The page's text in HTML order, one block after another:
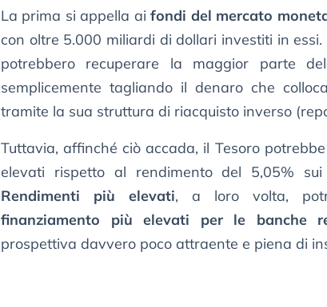
La prima si appella aifondi del mercato
con oltre 5.000 miliardi di dollari investiti in
potrebbero recuperare la maggior parte
semplicemente tagliando il denaro che
tramite la sua struttura di riacquisto inverso
Tuttavia, affinché ciò accada, il Tesoro
elevati rispetto al rendimento del 5,05%
Rendimenti più elevati, a loro volta,
finanziamento più elevati per le banche
prospettiva davvero poco attraente e piena di